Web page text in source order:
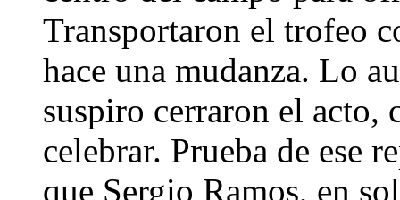
Transportaron el trofeo
hace una mudanza. Lo
suspiro cerraron el acto,
celebrar. Prueba de ese
que Sergio Ramos, en